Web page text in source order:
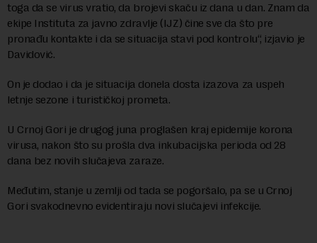
toga da se virus vratio, da brojevi skaču iz dana u dan. Znam da
ekipe Instituta za javno zdravlje (IJZ) čine sve da što pre
pronađu kontakte i da se situacija stavi pod kontrolu“, izjavio je
Davidović.
On je dodao i da je situacija donela dosta izazova za uspeh
letnje sezone i turističkoj prometa.
U Crnoj Gori je drugog juna proglašen kraj epidemije korona
virusa, nakon što su prošla dva inkubacijska perioda od 28
dana bez novih slučajeva zaraze.
Međutim, stanje u zemlji od tada se pogoršalo, pa se u Crnoj
Gori svakodnevno evidentiraju novi slučajevi infekcije.